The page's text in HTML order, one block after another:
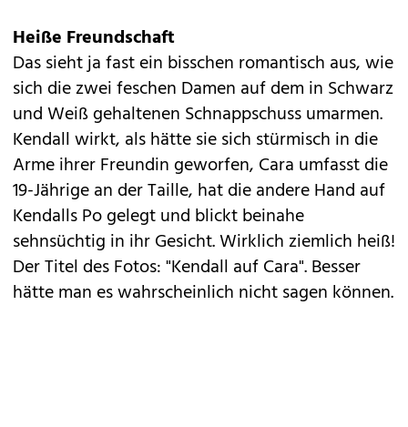
Heiße Freundschaft
Das sieht ja fast ein bisschen romantisch aus, wie
sich die zwei feschen Damen auf dem in Schwarz
und Weiß gehaltenen Schnappschuss umarmen.
Kendall wirkt, als hätte sie sich stürmisch in die
Arme ihrer Freundin geworfen, Cara umfasst die
19-Jährige an der Taille, hat die andere Hand auf
Kendalls Po gelegt und blickt beinahe
sehnsüchtig in ihr Gesicht. Wirklich ziemlich heiß!
Der Titel des Fotos: "Kendall auf Cara". Besser
hätte man es wahrscheinlich nicht sagen können.